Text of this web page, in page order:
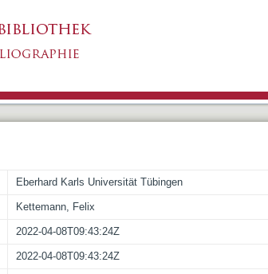
Eberhard Karls Universität Tübingen
Kettemann, Felix
2022-04-08T09:43:24Z
2022-04-08T09:43:24Z